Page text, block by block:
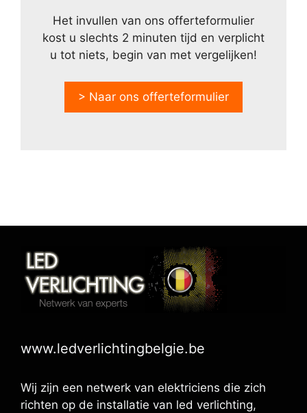
Het invullen van ons offerteformulier
kost u slechts 2 minuten tijd en verplicht
u tot niets, begin van met vergelijken!
> Naar ons offerteformulier
www.ledverlichtingbelgie.be
Wij zijn een netwerk van elektriciens die zich
richten op de installatie van led verlichting,